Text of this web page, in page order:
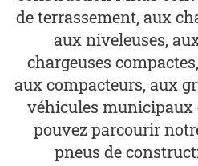
de terrassement, aux
aux niveleuses,
chargeuses
aux compacteurs, aux
véhicules municipaux
pouvez parcourir
pneus de